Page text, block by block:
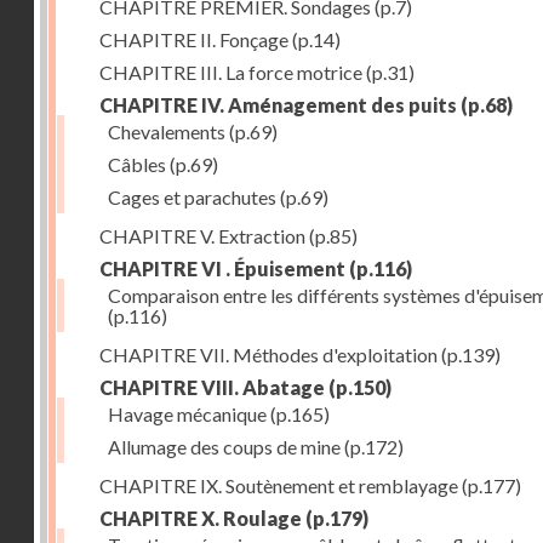
CHAPITRE PREMIER. Sondages (p.7)
CHAPITRE II. Fonçage(p.14)
CHAPITRE III. La force motrice(p.31)
CHAPITRE IV. Aménagement des puits (p.68)
Chevalements (p.69)
Câbles (p.69)
Cages et parachutes (p.69)
CHAPITRE V. Extraction(p.85)
CHAPITRE VI . Épuisement (p.116)
Comparaison entre les différents systèmes
(p.116)
CHAPITRE VII. Méthodes d'exploitation(p.139)
CHAPITRE VIII. Abatage (p.150)
Havage mécanique(p.165)
Allumage des coups de mine(p.172)
CHAPITRE IX. Soutènement et remblayage(p.177)
CHAPITRE X. Roulage (p.179)